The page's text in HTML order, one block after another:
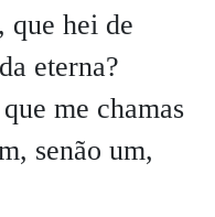
que hei de
eterna?
me chamas
senão um,